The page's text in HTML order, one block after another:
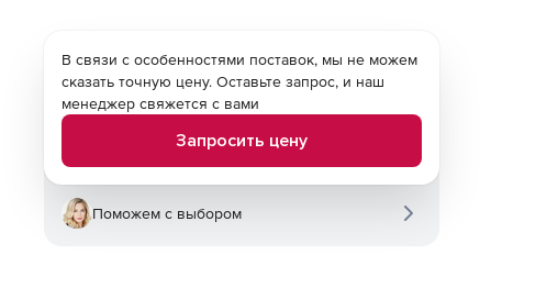
В связи с особенностями поставок, мы не можем
сказать точную цену. Оставьте запрос, и наш
менеджер свяжется с вами
Запросить цену
Поможем с выбором